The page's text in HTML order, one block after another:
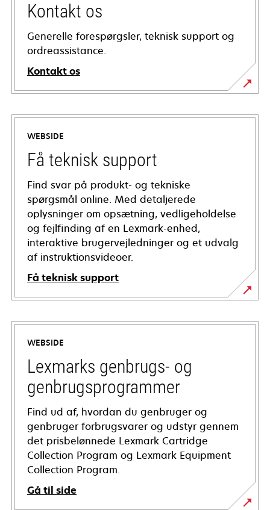
Kontakt os
Generelle forespørgsler, teknisk support og
ordreassistance.
Kontakt os
WEBSIDE
Få teknisk support
Find svar på produkt- og tekniske
spørgsmål online. Med detaljerede
oplysninger om opsætning, vedligeholdelse
og fejlfinding af en Lexmark-enhed,
interaktive brugervejledninger og et udvalg
af instruktionsvideoer.
Få teknisk support
opens
in
new
tab
WEBSIDE
Lexmarks genbrugs- og
genbrugsprogrammer
Find ud af, hvordan du genbruger og
genbruger forbrugsvarer og udstyr gennem
det prisbelønnede Lexmark Cartridge
Collection Program og Lexmark Equipment
Collection Program.
Gå til side